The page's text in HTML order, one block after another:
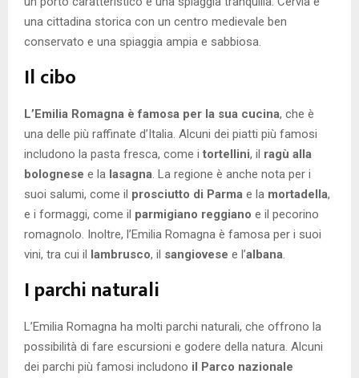
una cittadina storica con un centro medievale ben
conservato e una spiaggia ampia e sabbiosa.
Il cibo
L’Emilia Romagna è famosa per la sua cucina, che è
una delle più raffinate d’Italia. Alcuni dei piatti più famosi
includono la pasta fresca, come i tortellini, il ragù alla
bolognese e la lasagna. La regione è anche nota per i
suoi salumi, come il prosciutto di Parma e la mortadella,
e i formaggi, come il parmigiano reggiano e il pecorino
romagnolo. Inoltre, l’Emilia Romagna è famosa per i suoi
vini, tra cui il lambrusco, il sangiovese e l’albana.
I parchi naturali
L’Emilia Romagna ha molti parchi naturali, che offrono la
possibilità di fare escursioni e godere della natura. Alcuni
dei parchi più famosi includono il Parco nazionale